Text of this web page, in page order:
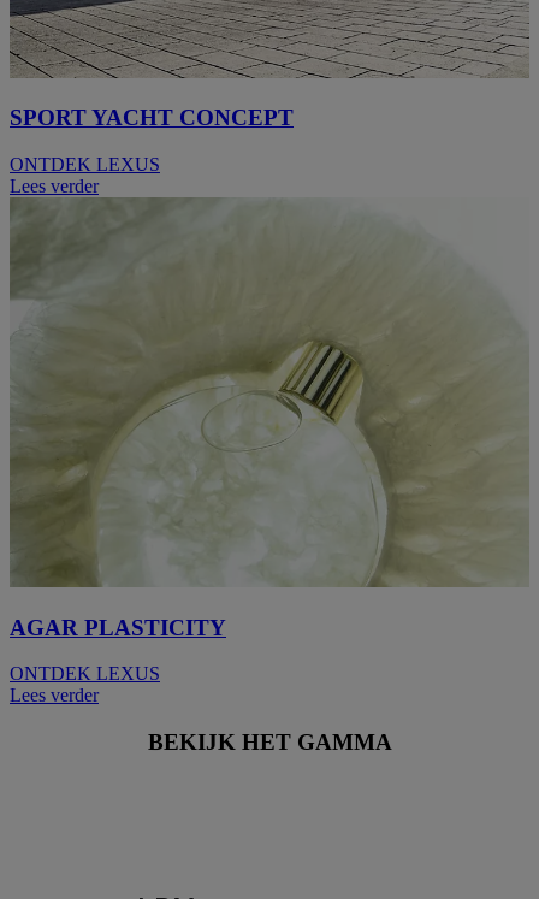
SPORT YACHT CONCEPT
ONTDEK LEXUS
Lees verder
AGAR PLASTICITY
ONTDEK LEXUS
Lees verder
BEKIJK HET GAMMA